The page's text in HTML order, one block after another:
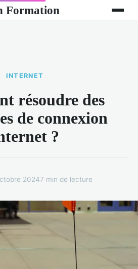
Formation
INTERNET
résoudre des
de connexion
?
20247 min de lecture